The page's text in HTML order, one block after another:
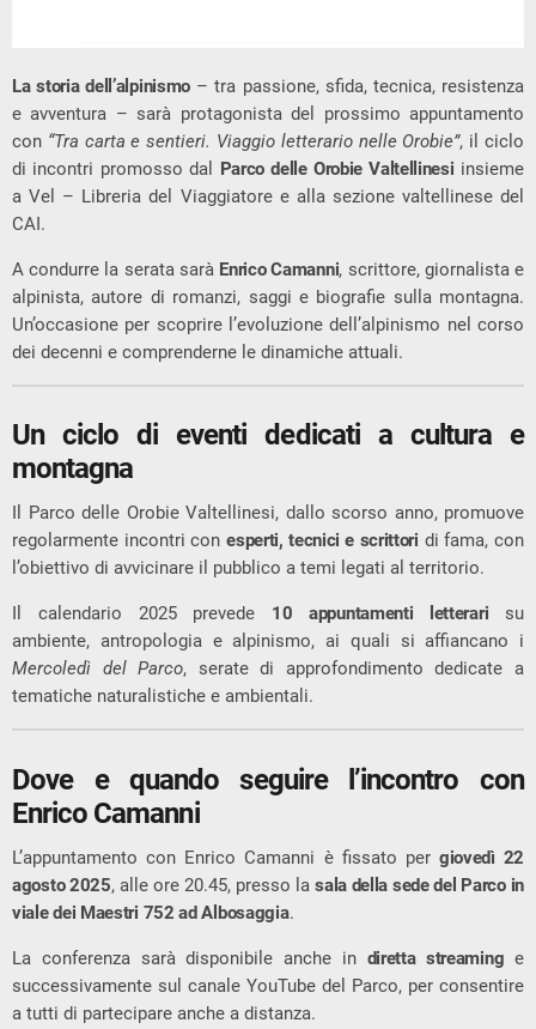
La storia dell’alpinismo – tra passione, sfida, tecnica, resistenza
e avventura – sarà protagonista del prossimo appuntamento
con “Tra carta e sentieri. Viaggio letterario nelle Orobie”, il ciclo
di incontri promosso dal Parco delle Orobie Valtellinesi insieme
a Vel – Libreria del Viaggiatore e alla sezione valtellinese del
CAI.
A condurre la serata sarà Enrico Camanni, scrittore, giornalista e
alpinista, autore di romanzi, saggi e biografie sulla montagna.
Un’occasione per scoprire l’evoluzione dell’alpinismo nel corso
dei decenni e comprenderne le dinamiche attuali.
Un ciclo di eventi dedicati a cultura e
montagna
Il Parco delle Orobie Valtellinesi, dallo scorso anno, promuove
regolarmente incontri conesperti, tecnici e scrittori di fama, con
l’obiettivo di avvicinare il pubblico a temi legati al territorio.
Il calendario 2025 prevede 10 appuntamenti letterari su
ambiente, antropologia e alpinismo, ai quali si affiancano i
Mercoledì del Parco, serate di approfondimento dedicate a
tematiche naturalistiche e ambientali.
Dove e quando seguire l’incontro con
Enrico Camanni
L’appuntamento con Enrico Camanni è fissato per giovedì 22
agosto 2025, alle ore 20.45, presso lasala della sede del Parco in
viale dei Maestri 752 ad Albosaggia.
La conferenza sarà disponibile anche in diretta streaming e
successivamente sul canale YouTube del Parco, per consentire
a tutti di partecipare anche a distanza.